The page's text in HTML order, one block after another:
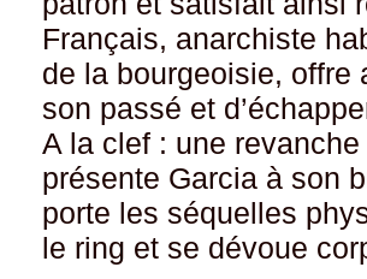
Français, anarchiste
de la bourgeoisie, offre
son passé et
A la clef : une
présente Garcia à son
porte les séquelles
le ring et se dévoue